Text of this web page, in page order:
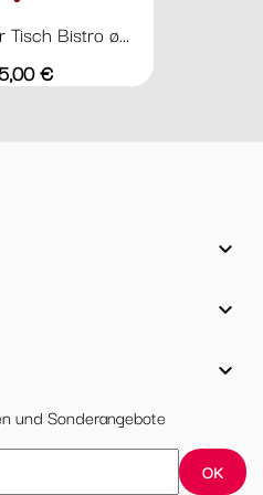
Bistro ø...
€



und Sonderangebote